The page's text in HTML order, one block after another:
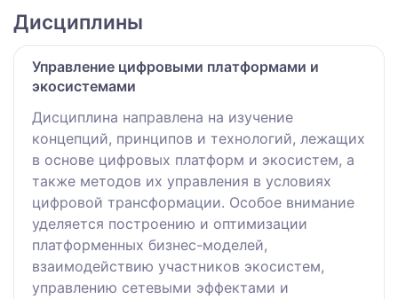
Дисциплины
Управление цифровыми платформами и
экосистемами
Дисциплина направлена на изучение
концепций, принципов и технологий, лежащих
в основе цифровых платформ и экосистем, а
также методов их управления в условиях
цифровой трансформации. Особое внимание
уделяется построению и оптимизации
платформенных бизнес-моделей,
взаимодействию участников экосистем,
управлению сетевыми эффектами и